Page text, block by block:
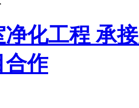
净化工程 承
合作